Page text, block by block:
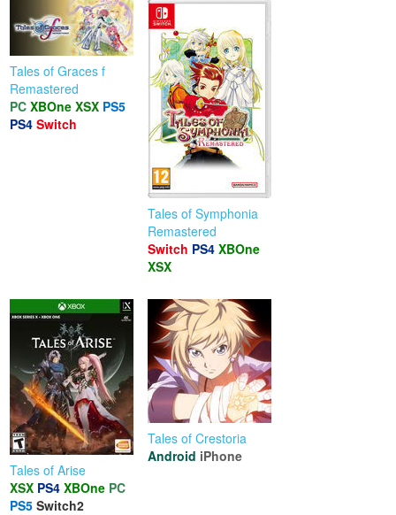
Tales of Graces f
Remastered
PC XBOne XSX PS5
PS4 Switch
Tales of Symphonia
Remastered
Switch PS4 XBOne
XSX
Tales of Arise
XSX PS4 XBOne PC
PS5 Switch2
Tales of Crestoria
Android iPhone